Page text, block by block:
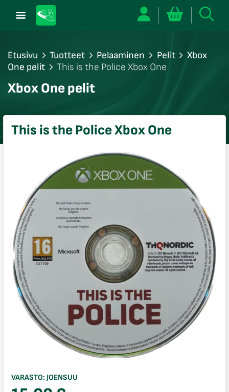
Etusivu Tuotteet Pelaaminen Pelit
Xbox
One pelit
This is the Police Xbox One
Xbox One pelit
This is the Police Xbox One
VARASTO: JOENSUU
sulje
sulje